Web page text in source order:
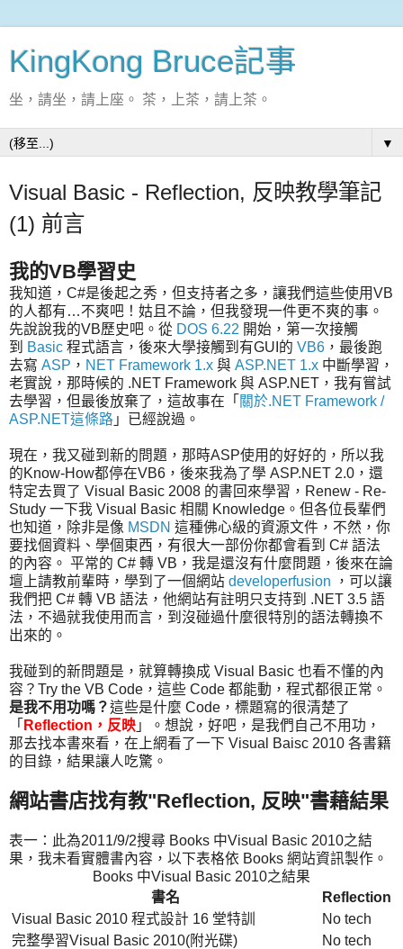
KingKong Bruce記事
坐，請坐，請上座。 茶，上茶，請上茶。
▼
Visual Basic - Reflection, 反映教學筆記
(1) 前言
我的VB學習史
我知道，C#是後起之秀，但支持者之多，讓我們這些使用VB
的人都有…不爽吧！姑且不論，但我發現一件更不爽的事。
先說說我的VB歷史吧。從 DOS 6.22 開始，第一次接觸
到 Basic 程式語言，後來大學接觸到有GUI的 VB6 ，最後跑
去寫 ASP ， NET Framework 1.x 與 ASP.NET 1.x 中斷學習，
老實說，那時候的 .NET Framework 與 ASP.NET，我有嘗試
去學習，但最後放棄了，這故事在「 關於.NET Framework /
ASP.NET這條路 」已經說過。
現在，我又碰到新的問題，那時ASP使用的好好的，所以我
的Know-How都停在VB6，後來我為了學 ASP.NET 2.0，還
特定去買了 Visual Basic 2008 的書回來學習，Renew - Re-
Study 一下我 Visual Basic 相關 Knowledge。但各位長輩們
也知道，除非是像 MSDN 這種佛心級的資源文件，不然，你
要找個資料、學個東西，有很大一部份你都會看到 C# 語法
的內容。 平常的 C# 轉 VB，我是還沒有什麼問題，後來在論
壇上請教前輩時，學到了一個網站 developerfusion ，可以讓
我們把 C# 轉 VB 語法，他網站有註明只支持到 .NET 3.5 語
法，不過就我使用而言，到沒碰過什麼很特別的語法轉換不
出來的。
我碰到的新問題是，就算轉換成 Visual Basic 也看不懂的內
容？Try the VB Code，這些 Code 都能動，程式都很正常。
是我不用功嗎？這些是什麼 Code，標題寫的很清楚了
「 Reflection，反映 」。想說，好吧，是我們自己不用功，
那去找本書來看，在上網看了一下 Visual Baisc 2010 各書籍
的目錄，結果讓人吃驚。
網站書店找有教"Reflection, 反映"書藉結果
表一：此為2011/9/2搜尋 Books 中Visual Basic 2010之結
果，我未看實體書內容，以下表格依 Books 網站資訊製作。
Books 中Visual Basic 2010之結果
書名
Reflection
Visual Basic 2010 程式設計 16 堂特訓
No tech
完整學習Visual Basic 2010(附光碟)
No tech